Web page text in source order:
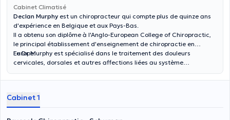
Cabinet Climatisé
Declan Murphy est un chiropracteur qui compte plus de quinze ans
d'expérience en Belgique et aux Pays-Bas.
Il a obtenu son diplôme à l'Anglo-European College of Chiropractic,
le principal établissement d'enseignement de chiropractie en
Europe.
Le Dr Murphy est spécialisé dans le traitement des douleurs
cervicales, dorsales et autres affections liées au système
blessures sportives, ayant suivi une formation auprès de certains
Cabinet 1